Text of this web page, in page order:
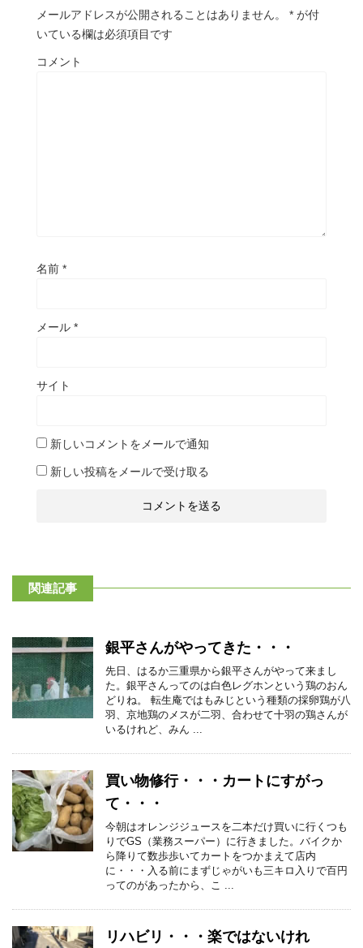
メールアドレスが公開されることはありません。 * が付
いている欄は必須項目です
コメント
名前 *
メール *
サイト
新しいコメントをメールで通知
新しい投稿をメールで受け取る
関連記事
銀平さんがやってきた・・・
先日、はるか三重県から銀平さんがやって来まし
た。銀平さんってのは白色レグホンという鶏のおん
どりね。 転生庵ではもみじという種類の採卵鶏が八
羽、京地鶏のメスが二羽、合わせて十羽の鶏さんが
いるけれど、みん ...
買い物修行・・・カートにすがっ
て・・・
今朝はオレンジジュースを二本だけ買いに行くつも
りでGS（業務スーパー）に行きました。バイクか
ら降りて数歩歩いてカートをつかまえて店内
に・・・入る前にまずじゃがいも三キロ入りで百円
ってのがあったから、こ ...
リハビリ・・・楽ではないけれ